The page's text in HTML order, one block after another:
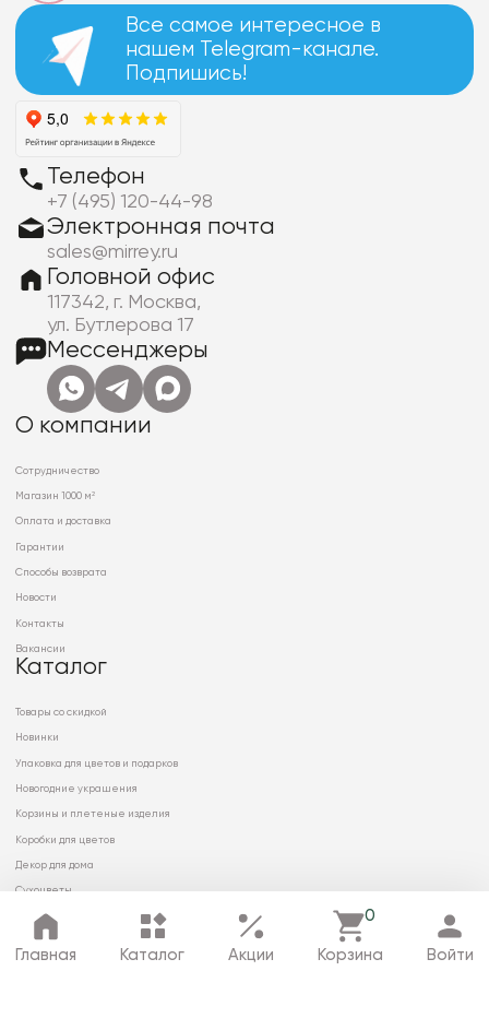
Главная Каталог Акции
0
Корзина Войти
Все самое интересное в
нашем Telegram-канале.
Подпишись!
Телефон
+7 (495) 120-44-98
Электронная почта
sales@mirrey.ru
Головной офис
117342, г. Москва,
ул. Бутлерова 17
Мессенджеры
О компании
Сотрудничество
Магазин 1000 м²
Оплата и доставка
Гарантии
Способы возврата
Новости
Контакты
Вакансии
Каталог
Товары со скидкой
Новинки
Упаковка для цветов и подарков
Новогодние украшения
Корзины и плетеные изделия
Коробки для цветов
Декор для дома
Сухоцветы
© 2026 ООО «МИРРЭЙ»